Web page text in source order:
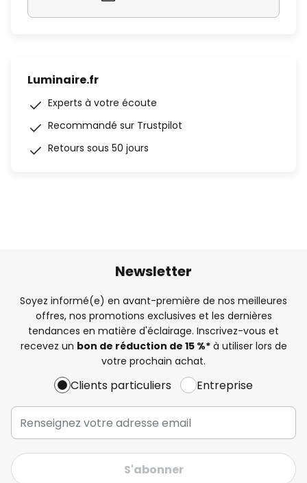
Luminaire.fr
Experts à votre écoute
Recommandé sur Trustpilot
Retours sous 50 jours
Newsletter
Soyez informé(e) en avant-première de nos meilleures
offres, nos promotions exclusives et les dernières
tendances en matière d'éclairage. Inscrivez-vous et
recevez un bon de réduction de 15 %*à utiliser lors de
votre prochain achat.
Clients particuliers Entreprise
S'abonner